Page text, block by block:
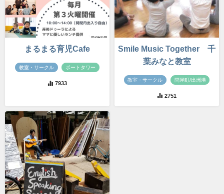
まるまる育児Cafe
教室・サークル ポートタワー
7933
Smile Music Together 千
葉みなと教室
教室・サークル 問屋町/出洲港
2751